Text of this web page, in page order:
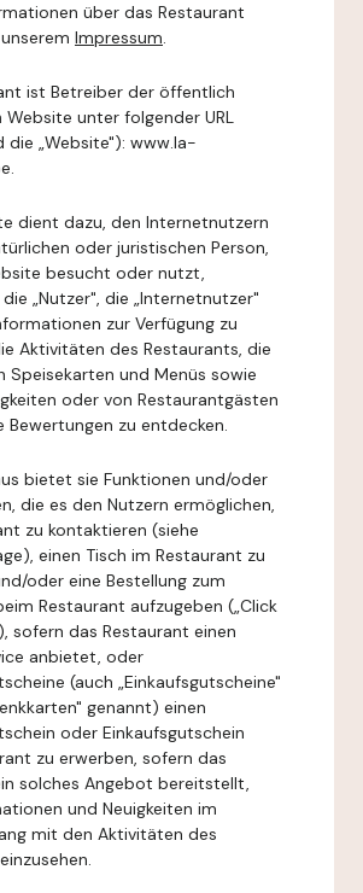
über das Restaurant
Impressum.
ist Betreiber der öffentlich
Website unter folgender URL
die „Website"): www.la-
dient dazu, den Internetnutzern
oder juristischen Person,
besucht oder nutzt,
„Nutzer", die „Internetnutzer"
zur Verfügung zu
Aktivitäten des Restaurants, die
Speisekarten und Menüs sowie
oder von Restaurantgästen
Bewertungen zu entdecken.
bietet sie Funktionen und/oder
die es den Nutzern ermöglichen,
zu kontaktieren (siehe
einen Tisch im Restaurant zu
oder eine Bestellung zum
Restaurant aufzugeben („Click
sofern das Restaurant einen
anbietet, oder
(auch „Einkaufsgutscheine"
genannt) einen
oder Einkaufsgutschein
zu erwerben, sofern das
solches Angebot bereitstellt,
und Neuigkeiten im
mit den Aktivitäten des